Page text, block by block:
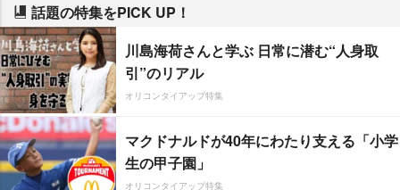
話題の特集をPICK UP！
川島海荷さんと学ぶ 日常に潜む“人身取
引”のリアル
オリコンタイアップ特集
マクドナルドが40年にわたり支える「小学
生の甲子園」
オリコンタイアップ特集